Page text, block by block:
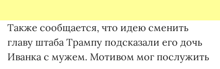
Также сообщается, что идею сменить
главу штаба Трампу подсказали его дочь
Иванка с мужем. Мотивом мог послужить